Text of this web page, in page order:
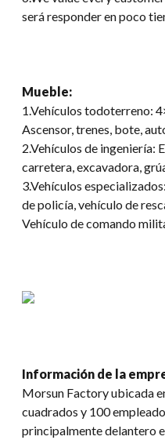
será responder en poco
Mueble:
1.Vehículos todoterreno:
Ascensor, trenes, bote,
2.Vehículos de ingeniería:
carretera, excavadora,
3.Vehículos
de policía, vehículo de
Vehículo de comando
Información de la
Morsun Factory ubicada
cuadrados y 100
principalmente delantero